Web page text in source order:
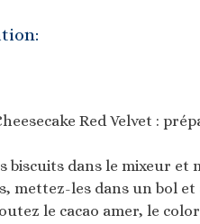
Red Velvet :
biscuits dans le mixeur et
mettez-les dans un bol
le cacao amer, le